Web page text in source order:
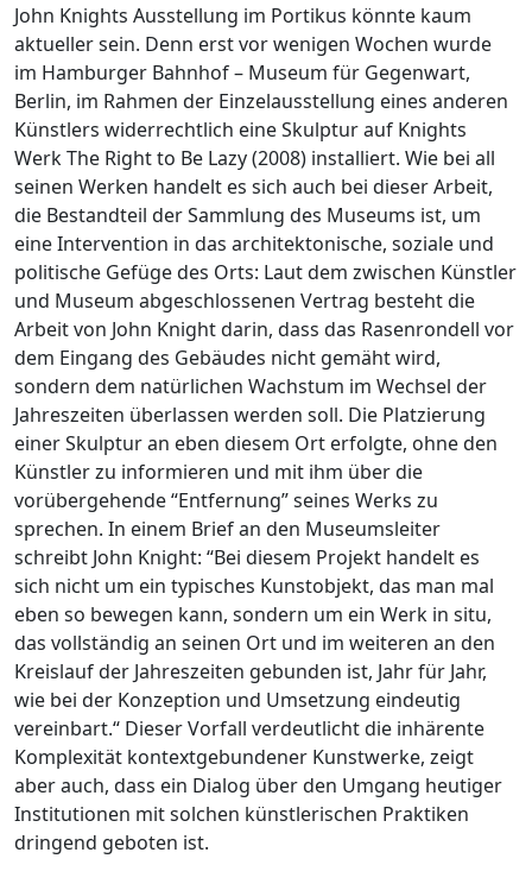
John Knights Ausstellung im Portikus könnte kaum
aktueller sein. Denn erst vor wenigen Wochen wurde
im Hamburger Bahnhof – Museum für Gegenwart,
Berlin, im Rahmen der Einzelausstellung eines anderen
Künstlers widerrechtlich eine Skulptur auf Knights
Werk The Right to Be Lazy (2008) installiert. Wie bei all
seinen Werken handelt es sich auch bei dieser Arbeit,
die Bestandteil der Sammlung des Museums ist, um
eine Intervention in das architektonische, soziale und
politische Gefüge des Orts: Laut dem zwischen Künstler
und Museum abgeschlossenen Vertrag besteht die
Arbeit von John Knight darin, dass das Rasenrondell vor
dem Eingang des Gebäudes nicht gemäht wird,
sondern dem natürlichen Wachstum im Wechsel der
Jahreszeiten überlassen werden soll. Die Platzierung
einer Skulptur an eben diesem Ort erfolgte, ohne den
Künstler zu informieren und mit ihm über die
vorübergehende “Entfernung” seines Werks zu
sprechen. In einem Brief an den Museumsleiter
schreibt John Knight: “Bei diesem Projekt handelt es
sich nicht um ein typisches Kunstobjekt, das man mal
eben so bewegen kann, sondern um ein Werk in situ,
das vollständig an seinen Ort und im weiteren an den
Kreislauf der Jahreszeiten gebunden ist, Jahr für Jahr,
wie bei der Konzeption und Umsetzung eindeutig
vereinbart.“ Dieser Vorfall verdeutlicht die inhärente
Komplexität kontextgebundener Kunstwerke, zeigt
aber auch, dass ein Dialog über den Umgang heutiger
Institutionen mit solchen künstlerischen Praktiken
dringend geboten ist.